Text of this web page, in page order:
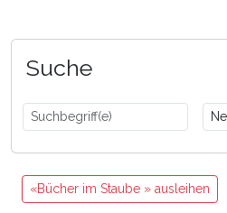
Suche
«Bücher im Staube » ausleihen